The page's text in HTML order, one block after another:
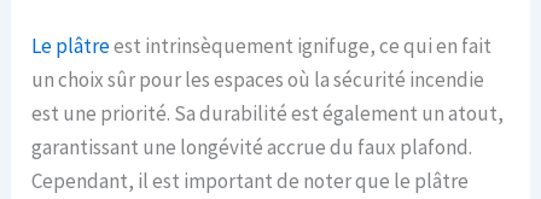
Le plâtreest intrinsèquement ignifuge, ce qui en fait
un choix sûr pour les espaces où la sécurité incendie
est une priorité. Sa durabilité est également un atout,
garantissant une longévité accrue du faux plafond.
Cependant, il est important de noter que le plâtre